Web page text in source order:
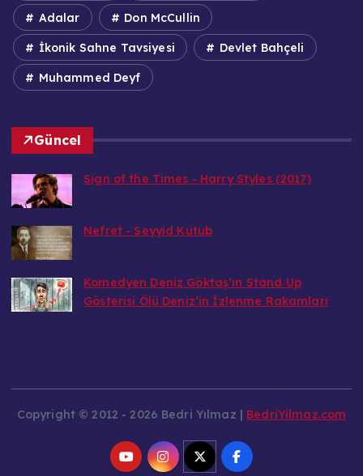
Adalar Don McCullin
İkonik Sahne Tavsiyesi Devlet Bahçeli
Muhammed Deyf
Güncel
Sign of the Times - Harry Styles (2017)
Nefret - Seyyid Kutub
Komedyen Deniz Göktaş’ın Stand Up
Gösterisi Ölü Deniz’in İzlenme Rakamları
Copyright © 2012 - 2026 Bedri Yılmaz |BedriYilmaz.com